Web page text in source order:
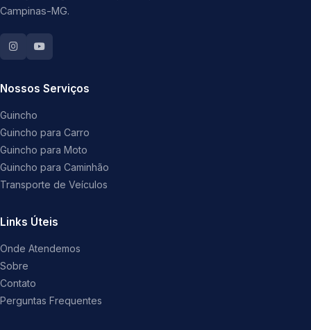
Campinas-MG.
Nossos Serviços
Guincho
Guincho para Carro
Guincho para Moto
Guincho para Caminhão
Transporte de Veículos
Links Úteis
Onde Atendemos
Sobre
Contato
Perguntas Frequentes